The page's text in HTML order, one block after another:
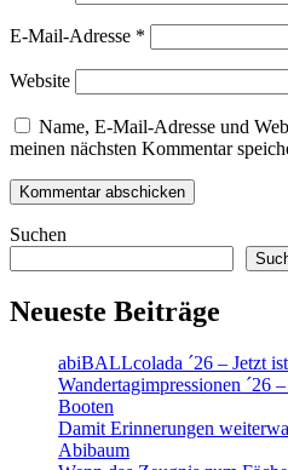
E-Mail-Adresse *
Website
Name, E-Mail-Adresse und
meinen nächsten Kommentar
Suchen
Neueste Beiträge
abiBALLcolada ´26 – Jetzt
Wandertagimpressionen ´26
Booten
Damit Erinnerungen
Abibaum